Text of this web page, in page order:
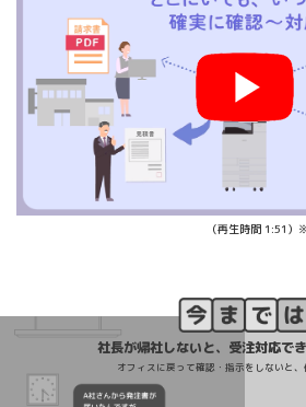
（再生時間 1:51）
社長が帰社しないと、受注対応で
オフィスに戻って確認・指示をしないと